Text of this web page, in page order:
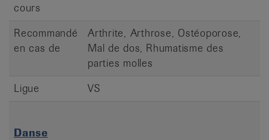
cours
Recommandé
en cas de
Arthrite, Arthrose, Ostéoporose,
Mal de dos, Rhumatisme des
parties molles
Ligue
VS
Danse